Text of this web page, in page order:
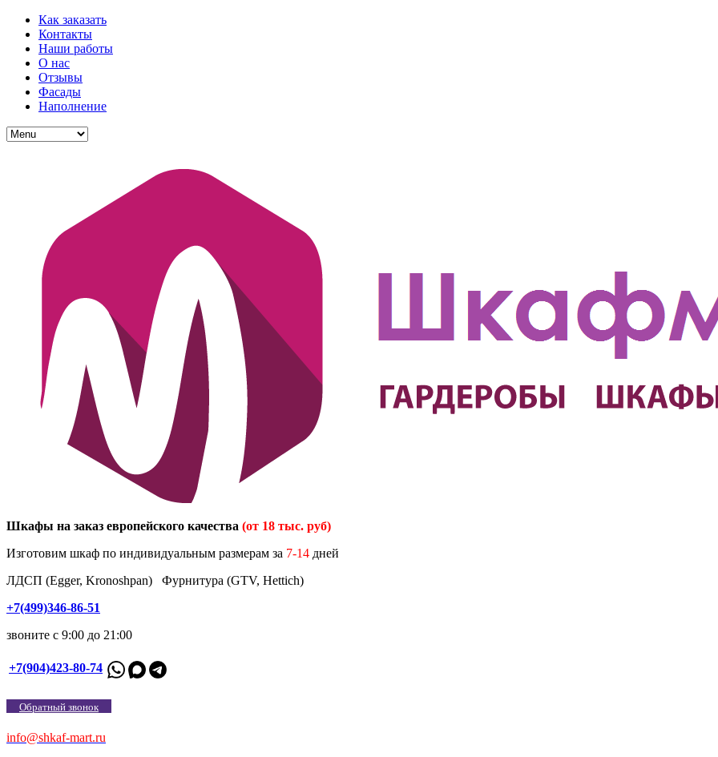
Как заказать
Контакты
Наши работы
О нас
Отзывы
Фасады
Наполнение
Шкафы на заказ европейского качества (от 18 тыс. руб)
Изготовим шкаф по индивидуальным размерам за 7-14 дней
ЛДСП (Egger, Kronoshpan) Фурнитура (GTV, Hettich)
+7(499)346-86-51
звоните с 9:00 до 21:00
+7(904)423-80-74
Обратный звонок
info@shkaf-mart.ru